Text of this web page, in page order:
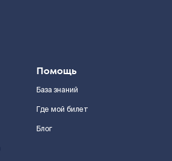
Помощь
База знаний
Где мой билет
Блог